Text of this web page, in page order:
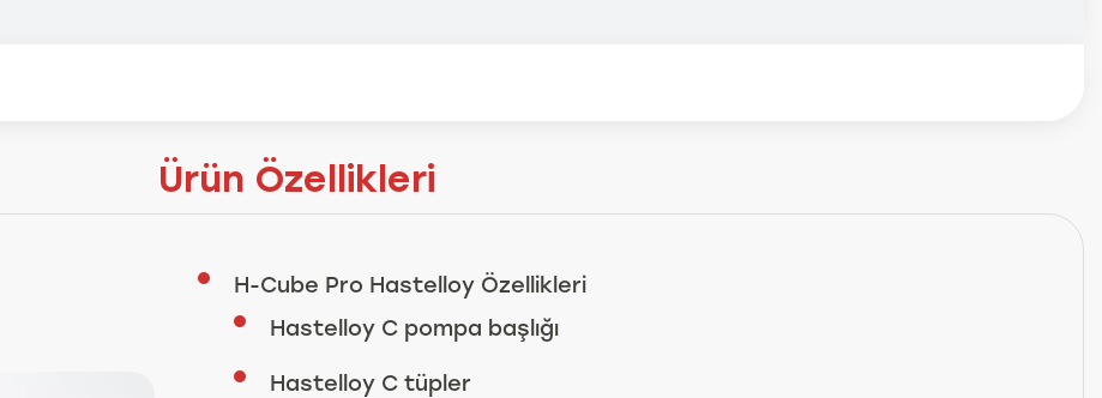
Ürün Özellikleri
H-Cube Pro Hastelloy Özellikleri
Hastelloy C pompa başlığı
Hastelloy C tüpler